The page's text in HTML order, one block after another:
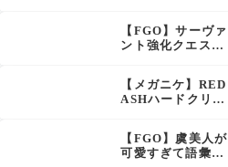
ズライール)の性能
と霊基再臨
【FGO】サーヴァ
ント強化クエスト
にNP30追加、ファ
ントムも大幅強化
【メガニケ】RED
ASHハードクリア
ラピとレッドフー
ドの邂逅が明かさ
れる。ラピの正体
【FGO】虞美人が
可愛すぎて語彙力